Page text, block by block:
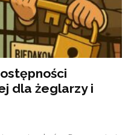
dla żeglarzy i